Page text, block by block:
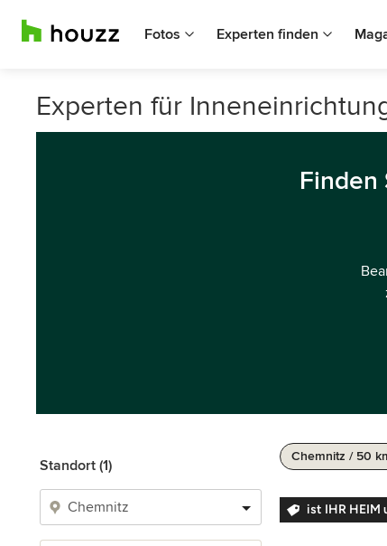
Fotos Experten finden
Experten für
Finden
Standort (1)
Chemnitz / 50
ist IHR HEIM